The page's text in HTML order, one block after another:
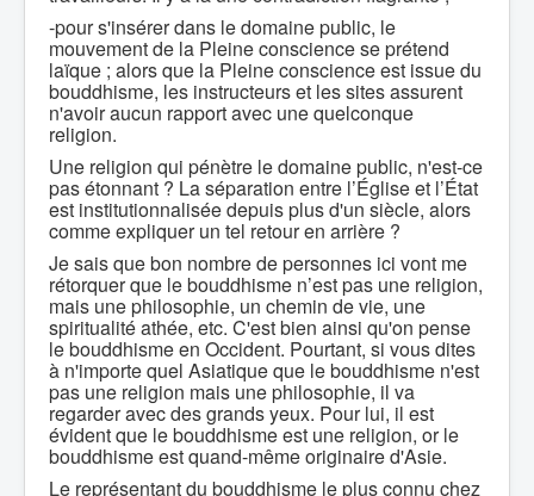
-pour s'insérer dans le domaine public, le
mouvement de la Pleine conscience se prétend
laïque ; alors que la Pleine conscience est issue du
bouddhisme, les instructeurs et les sites assurent
n'avoir aucun rapport avec une quelconque
religion.
Une religion qui pénètre le domaine public, n'est-ce
pas étonnant ? La séparation entre l’Église et l’État
est institutionnalisée depuis plus d'un siècle, alors
comme expliquer un tel retour en arrière ?
Je sais que bon nombre de personnes ici vont me
rétorquer que le bouddhisme n’est pas une religion,
mais une philosophie, un chemin de vie, une
spiritualité athée, etc. C'est bien ainsi qu'on pense
le bouddhisme en Occident. Pourtant, si vous dites
à n'importe quel Asiatique que le bouddhisme n'est
pas une religion mais une philosophie, il va
regarder avec des grands yeux. Pour lui, il est
évident que le bouddhisme est une religion, or le
bouddhisme est quand-même originaire d'Asie.
Le représentant du bouddhisme le plus connu chez